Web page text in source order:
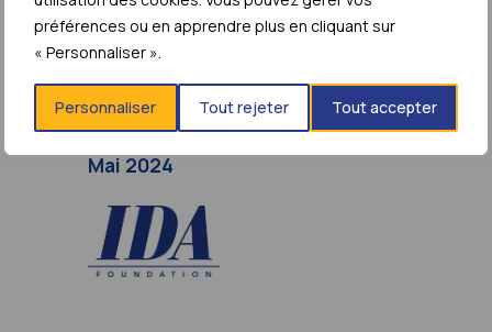
préférences ou en apprendre plus en cliquant sur
« Personnaliser ».
Personnaliser Tout rejeter Tout accepter
stratégies d’achat.
Harm Veerkamp, directeur des
Services d’achats, IDA
Foundation
Mai 2024